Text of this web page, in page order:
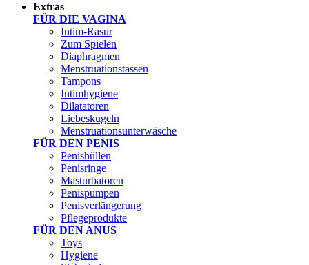
Extras
FÜR DIE VAGINA
Intim-Rasur
Zum Spielen
Diaphragmen
Menstruationstassen
Tampons
Intimhygiene
Dilatatoren
Liebeskugeln
Menstruationsunterwäsche
FÜR DEN PENIS
Penishüllen
Penisringe
Masturbatoren
Penispumpen
Penisverlängerung
Pflegeprodukte
FÜR DEN ANUS
Toys
Hygiene